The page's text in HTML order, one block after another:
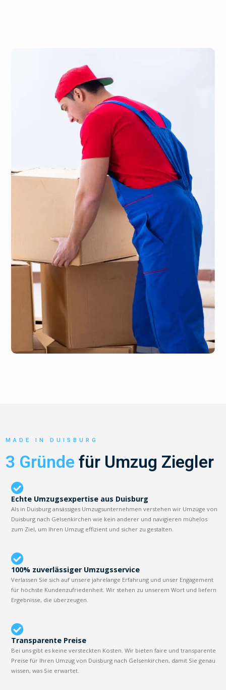
MADE IN DUISBURG
3 Gründe für Umzug Ziegler
Echte Umzugsexpertise aus Duisburg
Als in Duisburg ansässiges Umzugsunternehmen verstehen wir Umzüge von
Duisburg nach Gelsenkirchen wie kein anderer und navigieren mühelos
zum Ziel, um Ihren Umzug effizient und sicher zu gestalten.
100% zuverlässiger Umzugsservice
Verlassen Sie sich auf unsere jahrelange Erfahrung und unser Engagement
für höchste Kundenzufriedenheit. Wir stehen zu unserem Wort und liefern
Ergebnisse, die überzeugen.
Transparente Preise
Bei uns gibt es keine versteckten Kosten. Wir bieten faire und transparente
Preise für Ihren Umzug von Duisburg nach Gelsenkirchen, damit Sie genau
wissen, was Sie erwartet.